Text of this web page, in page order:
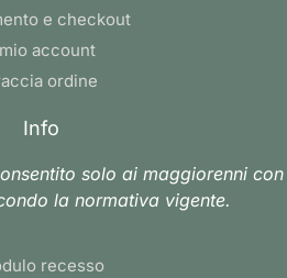
e checkout
account
ordine
Info
solo ai maggiorenni con
la normativa vigente.
recesso